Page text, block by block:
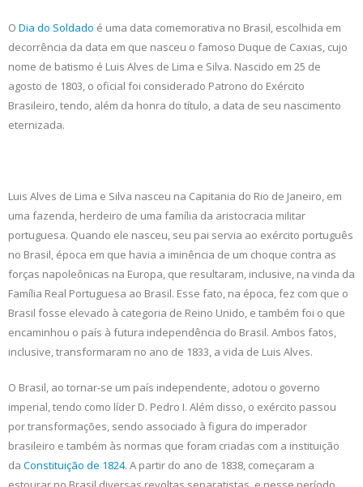
O Dia do Soldado é uma data comemorativa no Brasil, escolhida em
decorrência da data em que nasceu o famoso Duque de Caxias, cujo
nome de batismo é Luis Alves de Lima e Silva. Nascido em 25 de
agosto de 1803, o oficial foi considerado Patrono do Exército
Brasileiro, tendo, além da honra do título, a data de seu nascimento
eternizada.
Luis Alves de Lima e Silva nasceu na Capitania do Rio de Janeiro, em
uma fazenda, herdeiro de uma família da aristocracia militar
portuguesa. Quando ele nasceu, seu pai servia ao exército português
no Brasil, época em que havia a iminência de um choque contra as
forças napoleônicas na Europa, que resultaram, inclusive, na vinda da
Família Real Portuguesa ao Brasil. Esse fato, na época, fez com que o
Brasil fosse elevado à categoria de Reino Unido, e também foi o que
encaminhou o país à futura independência do Brasil. Ambos fatos,
inclusive, transformaram no ano de 1833, a vida de Luis Alves.
O Brasil, ao tornar-se um país independente, adotou o governo
imperial, tendo como líder D. Pedro I. Além disso, o exército passou
por transformações, sendo associado à figura do imperador
brasileiro e também às normas que foram criadas com a instituição
da Constituição de 1824. A partir do ano de 1838, começaram a